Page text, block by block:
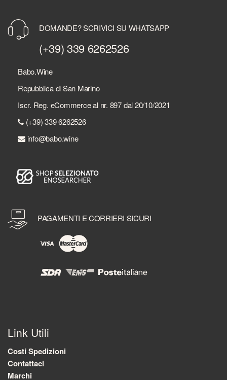
DOMANDE? SCRIVICI SU WHATSAPP
(+39) 339 6262526
Babo.Wine
Repubblica di San Marino
Iscr. Reg. eCommerce al nr. 897 dal 20/10/2021
(+39) 339 6262526
info@babo.wine
PAGAMENTI E CORRIERI SICURI
Link Utili
Costi Spedizioni
Contattaci
Marchi